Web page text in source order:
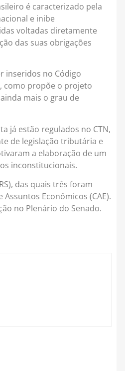
é caracterizado pela
e inibe
voltadas diretamente
das suas obrigações
inseridos no Código
como propõe o projeto
mais o grau de
já estão regulados no CTN,
de legislação tributária e
a elaboração de um
inconstitucionais.
das quais três foram
Econômicos (CAE).
no Plenário do Senado.